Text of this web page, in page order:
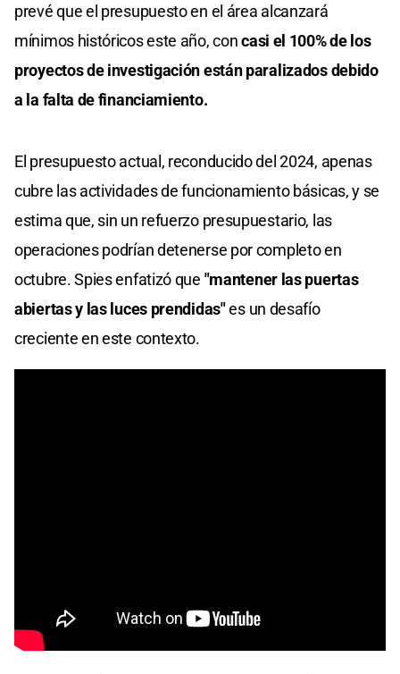
prevé que el presupuesto en el área alcanzará
mínimos históricos este año, concasi el 100% de los
proyectos de investigación están paralizados debido
a la falta de financiamiento.
El presupuesto actual, reconducido del 2024, apenas
cubre las actividades de funcionamiento básicas, y se
estima que, sin un refuerzo presupuestario, las
operaciones podrían detenerse por completo en
octubre. Spies enfatizó que "mantener las puertas
abiertas y las luces prendidas"es un desafío
creciente en este contexto.​